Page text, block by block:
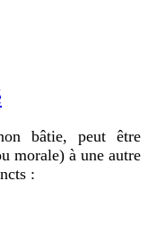
bâtie, peut être
morale) à une autre
: